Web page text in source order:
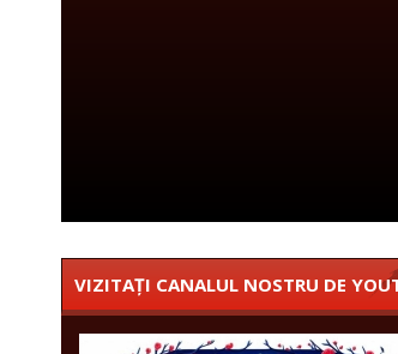
VIZITAȚI CANALUL NOSTRU DE